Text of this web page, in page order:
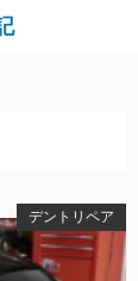
デントリペア